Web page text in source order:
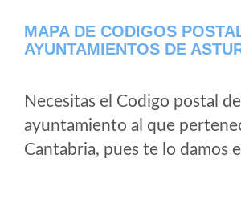
MAPA DE CODIGOS
AYUNTAMIENTOS DE
Necesitas el Codigo postal del
ayuntamiento al que
Cantabria, pues te lo damos